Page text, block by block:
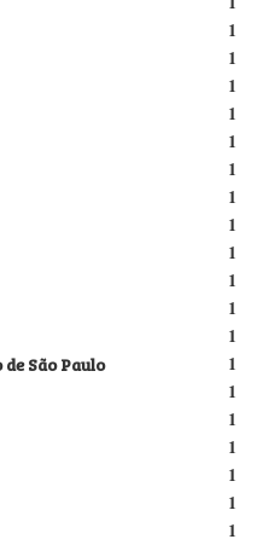
1
1
1
1
1
1
1
1
1
1
1
1
1
São Paulo
1
1
1
1
1
1